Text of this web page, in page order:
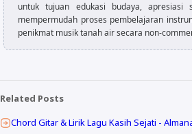
untuk tujuan edukasi budaya,
mempermudah proses pembelajaran
penikmat musik tanah air secara non-
Related Posts
Chord Gitar & Lirik Lagu Kasih Sejati -